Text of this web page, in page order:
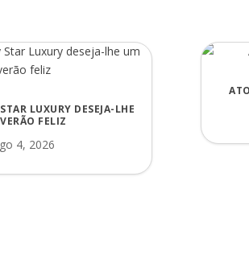
LUXURY DESEJA-LHE
FELIZ
4, 2026